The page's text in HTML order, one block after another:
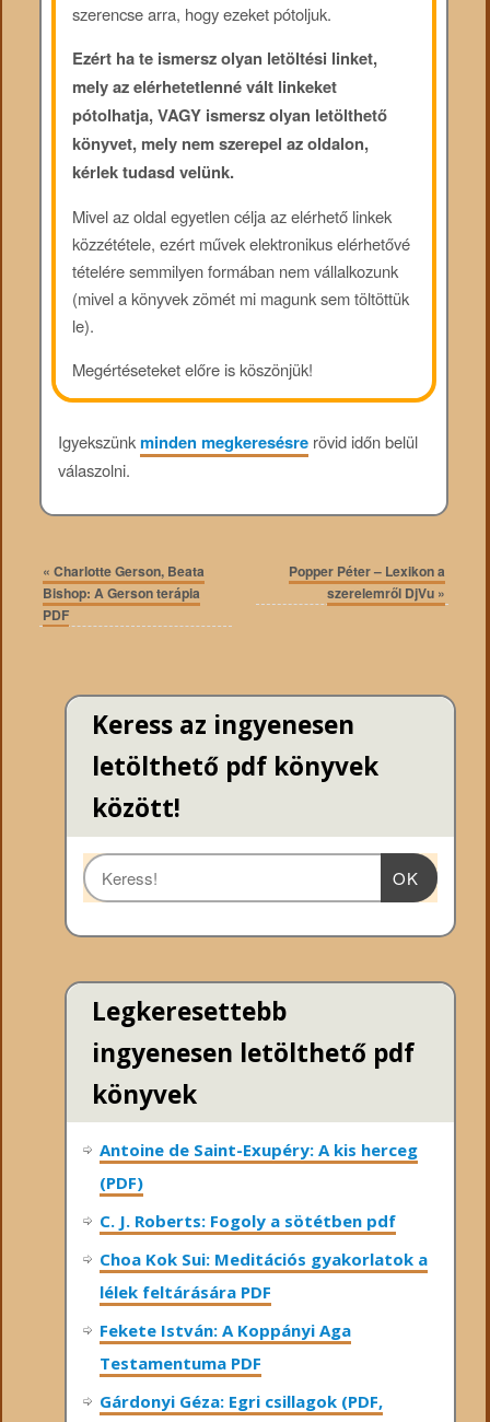
szerencse arra, hogy ezeket pótoljuk.
Ezért ha te ismersz olyan letöltési linket,
mely az elérhetetlenné vált linkeket
pótolhatja, VAGY ismersz olyan letölthető
könyvet, mely nem szerepel az oldalon,
kérlek tudasd velünk.
Mivel az oldal egyetlen célja az elérhető linkek
közzététele, ezért művek elektronikus elérhetővé
tételére semmilyen formában nem vállalkozunk
(mivel a könyvek zömét mi magunk sem töltöttük
le).
Megértéseteket előre is köszönjük!
Igyekszünkminden megkeresésrerövid időn belül
válaszolni.
« Charlotte Gerson, Beata
Bishop: A Gerson terápia
PDF
Popper Péter – Lexikon a
szerelemről DjVu »
Keress az ingyenesen
letölthető pdf könyvek
között!
OK
Legkeresettebb
ingyenesen letölthető pdf
könyvek
Antoine de Saint-Exupéry: A kis herceg
(PDF)
C. J. Roberts: Fogoly a sötétben pdf
Choa Kok Sui: Meditációs gyakorlatok a
lélek feltárására PDF
Fekete István: A Koppányi Aga
Testamentuma PDF
Gárdonyi Géza: Egri csillagok (PDF,